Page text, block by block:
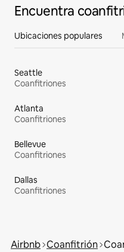
Encuentra
Ubicaciones populares
Seattle
Coanfitriones
Atlanta
Coanfitriones
Bellevue
Coanfitriones
Dallas
Coanfitriones
Airbnb Coanfitrión